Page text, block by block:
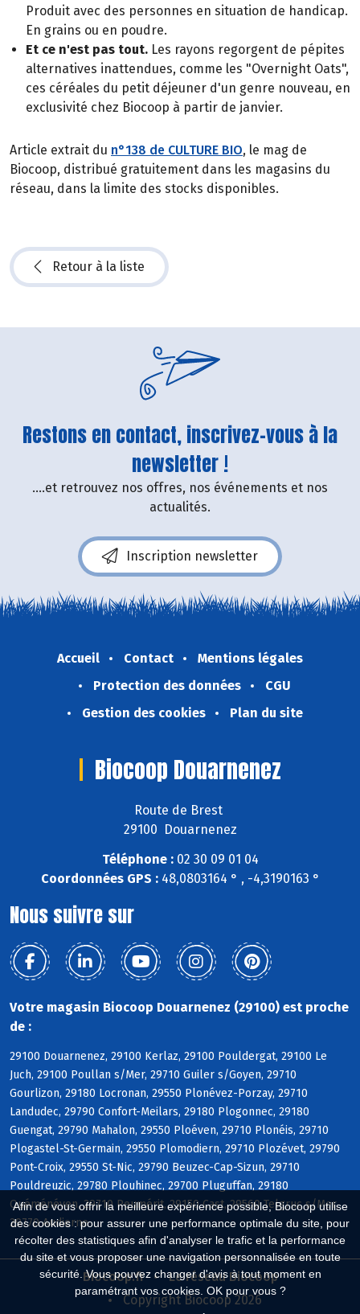
Afin de vous offrir la meilleure expérience possible, Biocoop utilise
des cookies : pour assurer une performance optimale du site, pour
récolter des statistiques afin d'analyser le trafic et la performance
du site et vous proposer une navigation personnalisée en toute
sécurité. Vous pouvez changer d'avis à tout moment en
paramétrant vos cookies. OK pour vous ?
Produit avec des personnes en situation de handicap.
En grains ou en poudre.
Et ce n'est pas tout. Les rayons regorgent de pépites
alternatives inattendues, comme les "Overnight Oats",
ces céréales du petit déjeuner d'un genre nouveau, en
exclusivité chez Biocoop à partir de janvier.
Article extrait du n°138 de CULTURE BIO, le mag de
Biocoop, distribué gratuitement dans les magasins du
réseau, dans la limite des stocks disponibles.
Retour à la liste
Restons en contact, inscrivez-vous à la
newsletter !
....et retrouvez nos offres, nos événements et nos
actualités.
Inscription newsletter
Accueil Contact
Mentions légales
Protection des données
CGU
Gestion des cookies
Plan du site
Biocoop Douarnenez
Route de Brest
29100 Douarnenez
Téléphone :02 30 09 01 04
Coordonnées GPS :48,0803164 ° , -4,3190163 °
Nous suivre sur
Votre magasin Biocoop Douarnenez (29100) est proche
de :
29100 Douarnenez, 29100 Kerlaz, 29100 Pouldergat, 29100 Le
Juch, 29100 Poullan s/Mer, 29710 Guiler s/Goyen, 29710
Gourlizon, 29180 Locronan, 29550 Plonévez-Porzay, 29710
Landudec, 29790 Confort-Meilars, 29180 Plogonnec, 29180
Guengat, 29790 Mahalon, 29550 Ploéven, 29710 Plonéis, 29710
Plogastel-St-Germain, 29550 Plomodiern, 29710 Plozévet, 29790
Pont-Croix, 29550 St-Nic, 29790 Beuzec-Cap-Sizun, 29710
Pouldreuzic, 29780 Plouhinec, 29700 Pluguffan, 29180
Quéménéven, 29710 Peumérit, 29150 Cast, 29560 Telgruc s/Mer,
29770 Audierne
Biocoop.fr
Le réseau Biocoop
Copyright Biocoop 2026